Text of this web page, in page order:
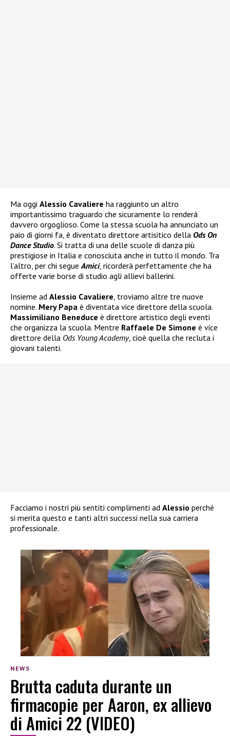
Ma oggi Alessio Cavaliere ha raggiunto un altro
importantissimo traguardo che sicuramente lo renderà
davvero orgoglioso. Come la stessa scuola ha annunciato un
paio di giorni fa, è diventato direttore artisitico della Ods On
Dance Studio. Si tratta di una delle scuole di danza più
prestigiose in Italia e conosciuta anche in tutto il mondo. Tra
l’altro, per chi segueAmici, ricorderà perfettamente che ha
offerte varie borse di studio agli allievi ballerini.
Insieme ad Alessio Cavaliere, troviamo altre tre nuove
nomine. Mery Papa è diventata vice direttore della scuola.
Massimiliano Beneduce è direttore artistico degli eventi
che organizza la scuola. Mentre Raffaele De Simone è vice
direttore della Ods Young Academy, cioè quella che recluta i
giovani talenti.
Facciamo i nostri più sentiti complimenti ad Alessio perché
si merita questo e tanti altri successi nella sua carriera
professionale.
NEWS
Brutta caduta durante un
firmacopie per Aaron, ex allievo
di Amici 22 (VIDEO)